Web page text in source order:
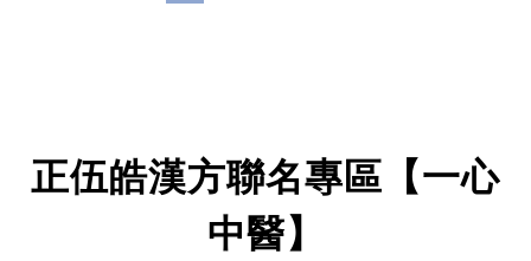
正伍皓漢方聯名專區【一心
中醫】